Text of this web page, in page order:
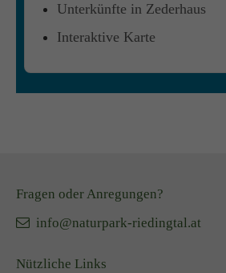
Unterkünfte in Zederhaus
Interaktive Karte
Fragen oder Anregungen?
info@naturpark-riedingtal.at
Nützliche Links